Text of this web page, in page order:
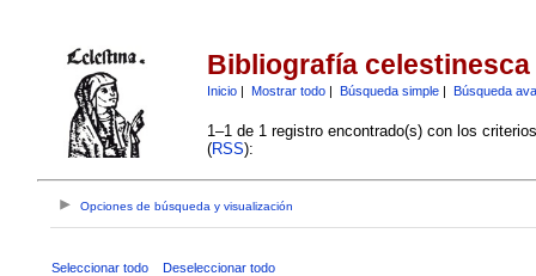
Bibliografía celestinesca
Inicio| Mostrar todo| Búsqueda simple| Búsqueda
1–1 de 1 registro encontrado(s) con los
(RSS):
Opciones de búsqueda y visualización
Seleccionar todo Deseleccionar todo